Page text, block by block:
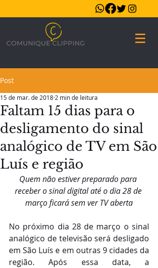
Post
Faltam 15 dias para o
desligamento do sinal
analógico de TV em São
Luís e região
15 de mar. de 2018 2 min de leitura
Quem não estiver preparado para
receber o sinal digital até o dia 28 de
março ficará sem ver TV aberta
No próximo dia 28 de março o sinal
analógico de televisão será desligado
em São Luís e em outras 9 cidades da
região. Após essa data, a